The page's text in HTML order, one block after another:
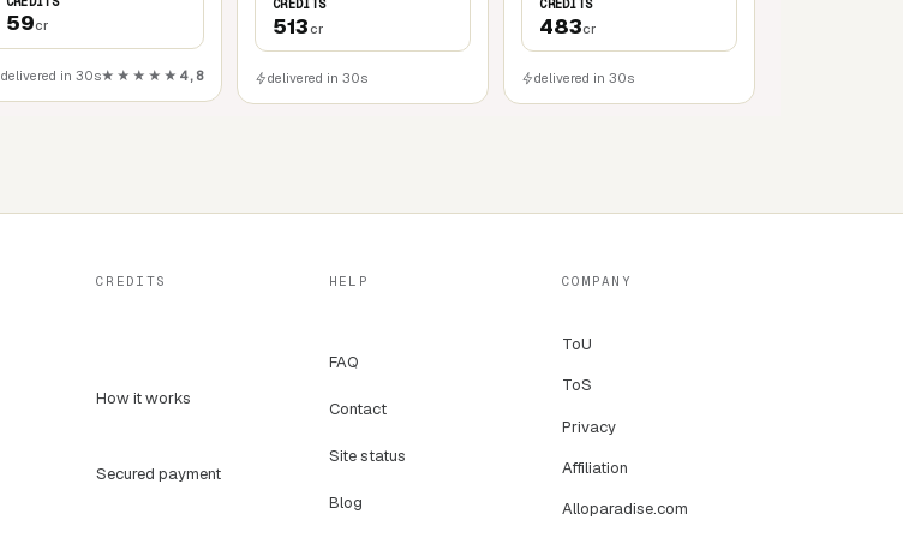
59cr
delivered in 30s★★★★★ 4,8
CREDITS
513 cr
delivered in 30s
CREDITS
483cr
delivered in 30s
CREDITS
How it works
Secured payment
HELP
FAQ
Contact
Site status
Blog
COMPANY
ToU
ToS
Privacy
Affiliation
Alloparadise.com